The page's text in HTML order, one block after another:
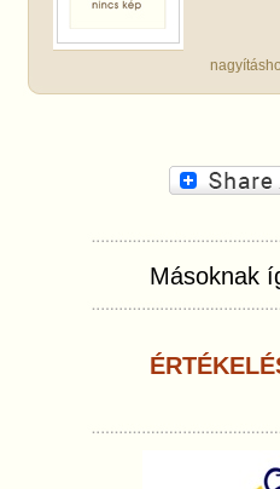
Másoknak